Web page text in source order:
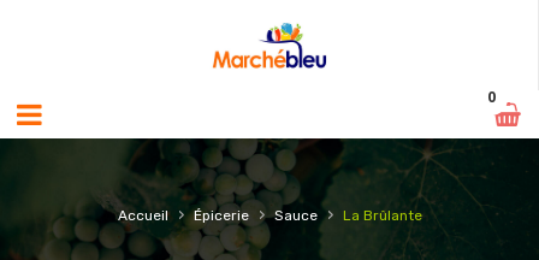
0
Accueil › Épicerie › Sauce › La Brûlante